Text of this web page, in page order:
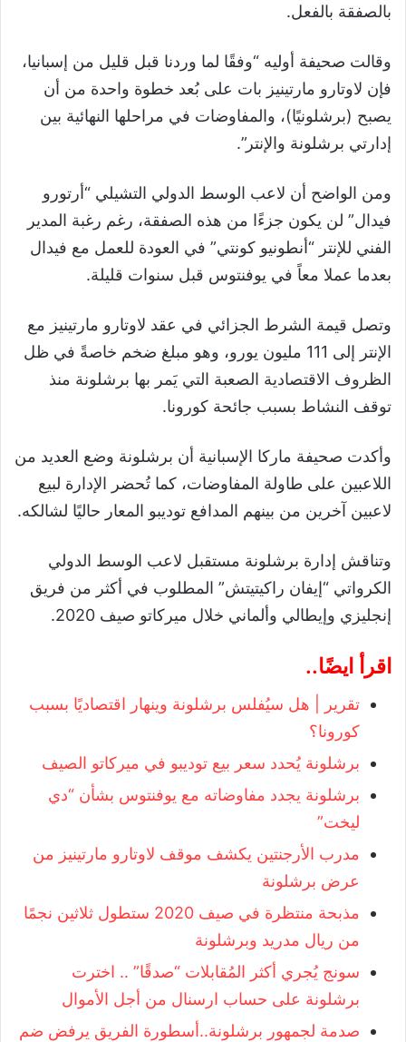
بالصفقة بالفعل.
وقالت صحيفة أوليه “وفقًا لما وردنا قبل قليل من إسبانيا،
فإن لاوتارو مارتينيز بات على بُعد خطوة واحدة من أن
يصبح (برشلونيًا)، والمفاوضات في مراحلها النهائية بين
إدارتي برشلونة والإنتر”.
ومن الواضح أن لاعب الوسط الدولي التشيلي “أرتورو
فيدال” لن يكون جزءًا من هذه الصفقة، رغم رغبة المدير
الفني للإنتر “أنطونيو كونتي” في العودة للعمل مع فيدال
بعدما عملا معاً في يوفنتوس قبل سنوات قليلة.
وتصل قيمة الشرط الجزائي في عقد لاوتارو مارتينيز مع
الإنتر إلى 111 مليون يورو، وهو مبلغ ضخم خاصةً في ظل
الظروف الاقتصادية الصعبة التي يَمر بها برشلونة منذ
توقف النشاط بسبب جائحة كورونا.
وأكدت صحيفة ماركا الإسبانية أن برشلونة وضع العديد من
اللاعبين على طاولة المفاوضات، كما تُحضر الإدارة لبيع
لاعبين آخرين من بينهم المدافع توديبو المعار حاليًا لشالكه.
وتناقش إدارة برشلونة مستقبل لاعب الوسط الدولي
الكرواتي “إيفان راكيتيتش” المطلوب في أكثر من فريق
إنجليزي وإيطالي وألماني خلال ميركاتو صيف 2020.
اقرأ ايضًا..
تقرير | هل سيُفلس برشلونة وينهار اقتصاديًا بسبب
كورونا؟
برشلونة يُحدد سعر بيع توديبو في ميركاتو الصيف
برشلونة يجدد مفاوضاته مع يوفنتوس بشأن “دي
ليخت”
مدرب الأرجنتين يكشف موقف لاوتارو مارتينيز من
عرض برشلونة
مذبحة منتظرة في صيف 2020 ستطول ثلاثين نجمًا
من ريال مدريد وبرشلونة
سونج يُجري أكثر المُقابلات “صدقًا” .. اخترت
برشلونة على حساب ارسنال من أجل الأموال
صدمة لجمهور برشلونة..أسطورة الفريق يرفض ضم